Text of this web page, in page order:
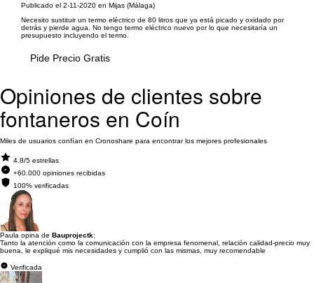
Publicado el 2-11-2020 en Mijas (Málaga)
Necesito sustituir un termo eléctrico de 80 litros que ya está picado y oxidado por
detrás y pierde agua. No tengo termo eléctrico nuevo por lo que necesitaría un
presupuesto incluyendo el termo.
Pide Precio Gratis
Opiniones de clientes sobre
fontaneros en Coín
Miles de usuarios confían en Cronoshare para encontrar los mejores profesionales
4.8/5 estrellas
+60.000 opiniones recibidas
100% verificadas
Paula opina de Bauprojectk:
Tanto la atención como la comunicación con la empresa fenomenal, relación calidad-precio muy
buena, le expliqué mis necesidades y cumplió con las mismas, muy recomendable
Verificada